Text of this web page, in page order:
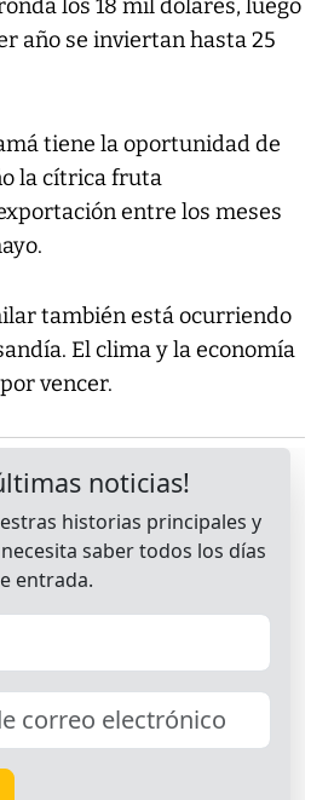
los 18 mil dólares, luego
año se inviertan hasta 25
tiene la oportunidad de
la cítrica fruta
entre los meses
también está ocurriendo
El clima y la economía
vencer.